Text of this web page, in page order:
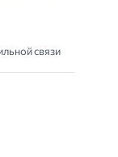
связи